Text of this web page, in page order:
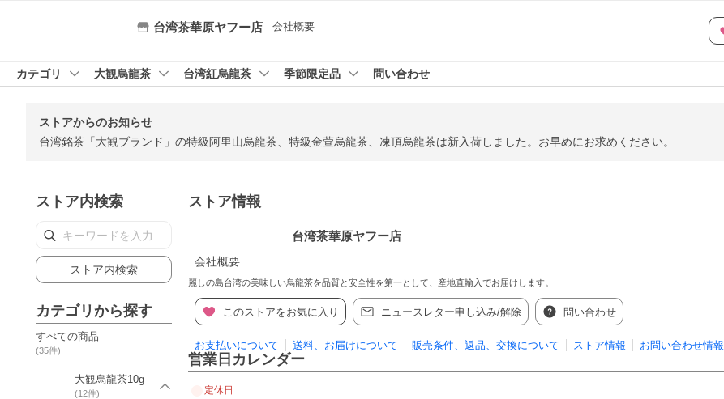
台湾茶華原ヤフー店 会社概要
カテゴリ 大観烏龍茶 台湾紅烏龍茶 季節限定品 問い合わせ
ストアからのお知らせ
台湾銘茶「大観ブランド」の特級阿里山烏龍茶、特級金萱烏龍茶、凍頂烏龍茶は新入荷しました。お早めにお求めください。
ストア内検索
ストア内検索
カテゴリから探す
すべての商品
(35件)
大観烏龍茶10g
(12件)
ストア情報
台湾茶華原ヤフー店
会社概要
麗しの島台湾の美味しい烏龍茶を品質と安全性を第一として、産地直輸入でお届けします。
このストアをお気に入り ニュースレター申し込み/解除 問い合わせ
お支払いについて 送料、お届けについて 販売条件、返品、交換について ストア情報 お問い合わせ情報
営業日カレンダー
定休日